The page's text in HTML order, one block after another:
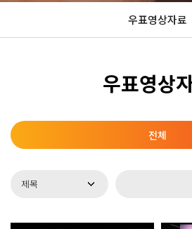
우표영상자료
우표영상
전체